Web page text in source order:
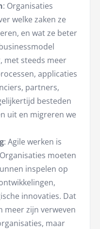
: Organisaties
welke zaken ze
en wat ze beter
met steeds meer
applicaties
partners,
besteden
uit en migreren we
: Agile werken is
moeten
inspelen op
innovaties. Dat
meer zijn verweven
maar